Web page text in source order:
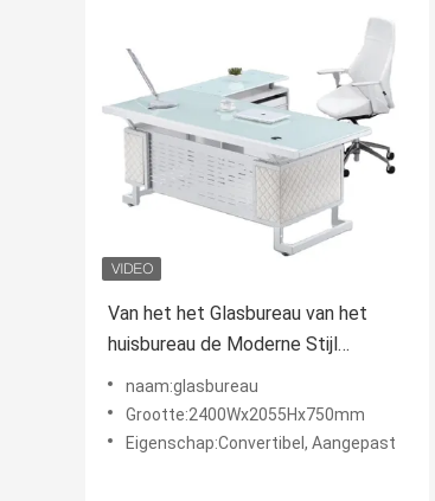
Van het het Glasbureau van het
huisbureau de Moderne Stijl
Convertibel voor Officeworks-SGS
Certificaat
naam:glasbureau
Grootte:2400Wx2055Hx750mm
Eigenschap:Convertibel, Aangepast